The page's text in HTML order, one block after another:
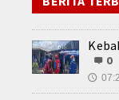
Infografis
Operasi
Download Area
0
🕔